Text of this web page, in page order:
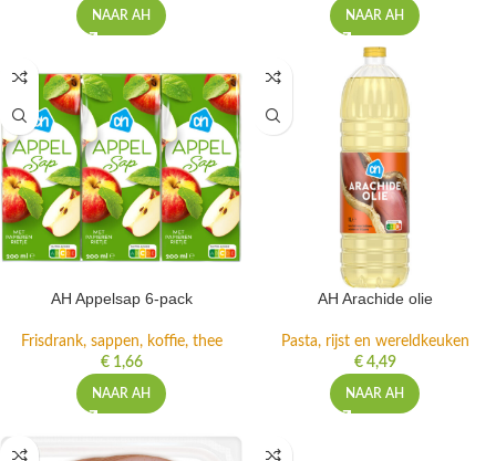
NAAR AH NAAR AH
AH Appelsap 6-pack
Frisdrank, sappen, koffie, thee
€1,66
NAAR AH
AH Arachide olie
Pasta, rijst en wereldkeuken
€4,49
NAAR AH